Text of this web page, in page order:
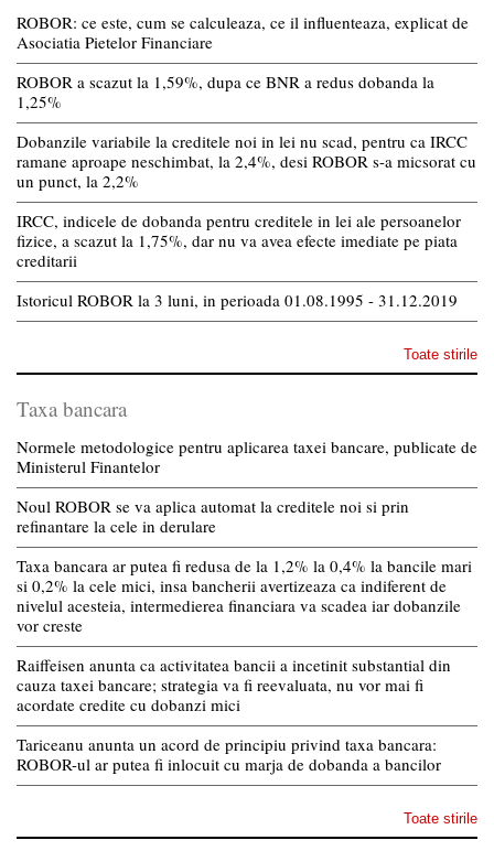
ROBOR: ce este, cum se calculeaza, ce il influenteaza, explicat de
Asociatia Pietelor Financiare
ROBOR a scazut la 1,59%, dupa ce BNR a redus dobanda la
1,25%
Dobanzile variabile la creditele noi in lei nu scad, pentru ca IRCC
ramane aproape neschimbat, la 2,4%, desi ROBOR s-a micsorat cu
un punct, la 2,2%
IRCC, indicele de dobanda pentru creditele in lei ale persoanelor
fizice, a scazut la 1,75%, dar nu va avea efecte imediate pe piata
creditarii
Istoricul ROBOR la 3 luni, in perioada 01.08.1995 - 31.12.2019
Toate stirile
Taxa bancara
Normele metodologice pentru aplicarea taxei bancare, publicate de
Ministerul Finantelor
Noul ROBOR se va aplica automat la creditele noi si prin
refinantare la cele in derulare
Taxa bancara ar putea fi redusa de la 1,2% la 0,4% la bancile mari
si 0,2% la cele mici, insa bancherii avertizeaza ca indiferent de
nivelul acesteia, intermedierea financiara va scadea iar dobanzile
vor creste
Raiffeisen anunta ca activitatea bancii a incetinit substantial din
cauza taxei bancare; strategia va fi reevaluata, nu vor mai fi
acordate credite cu dobanzi mici
Tariceanu anunta un acord de principiu privind taxa bancara:
ROBOR-ul ar putea fi inlocuit cu marja de dobanda a bancilor
Toate stirile